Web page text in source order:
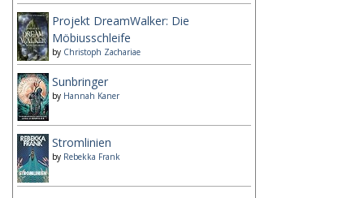
Projekt DreamWalker: Die
Möbiusschleife
by Christoph Zachariae
Sunbringer
by Hannah Kaner
Stromlinien
by Rebekka Frank